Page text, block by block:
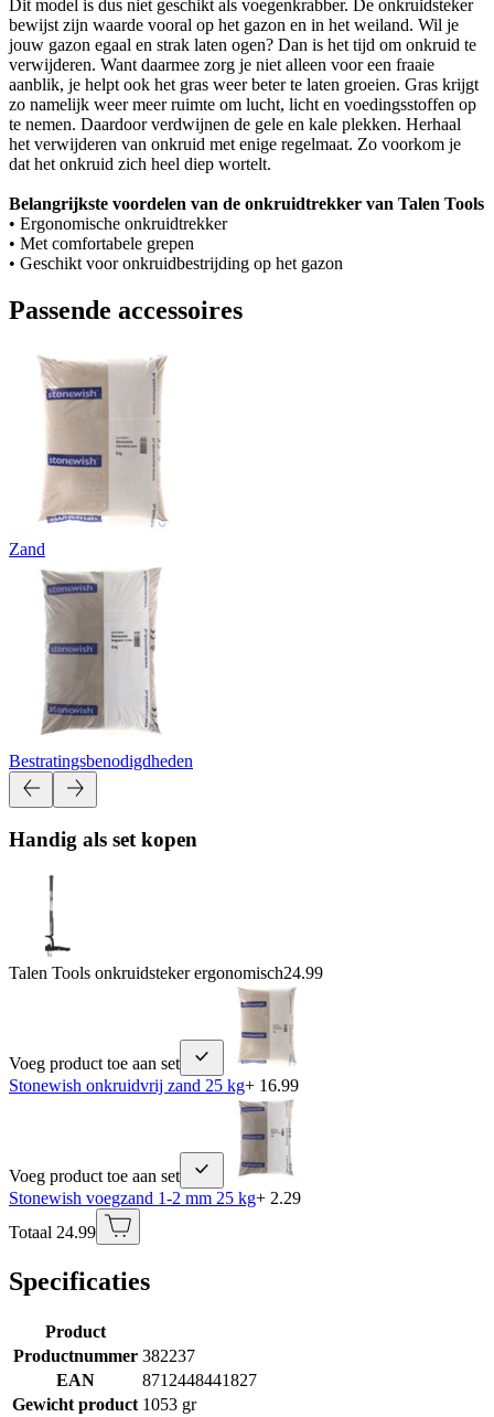
Dit model is dus niet geschikt als voegenkrabber. De onkruidsteker
bewijst zijn waarde vooral op het gazon en in het weiland. Wil je
jouw gazon egaal en strak laten ogen? Dan is het tijd om onkruid te
verwijderen. Want daarmee zorg je niet alleen voor een fraaie
aanblik, je helpt ook het gras weer beter te laten groeien. Gras krijgt
zo namelijk weer meer ruimte om lucht, licht en voedingsstoffen op
te nemen. Daardoor verdwijnen de gele en kale plekken. Herhaal
het verwijderen van onkruid met enige regelmaat. Zo voorkom je
dat het onkruid zich heel diep wortelt.
Belangrijkste voordelen van de onkruidtrekker van Talen Tools
• Ergonomische onkruidtrekker
• Met comfortabele grepen
• Geschikt voor onkruidbestrijding op het gazon
Passende accessoires
Zand
Bestratingsbenodigdheden
Handig als set kopen
Talen Tools onkruidsteker ergonomisch24.99
Voeg product toe aan set
Stonewish onkruidvrij zand 25 kg+ 16.99
Voeg product toe aan set
Stonewish voegzand 1-2 mm 25 kg+ 2.29
Totaal 24.99
Specificaties
Product
Productnummer 382237
EAN
8712448441827
Gewicht product 1053 gr